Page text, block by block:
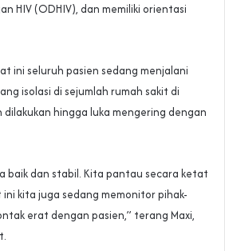
HIV (ODHIV), dan memiliki orientasi
ini seluruh pasien sedang menjalani
isolasi di sejumlah rumah sakit di
hingga luka mengering dengan
baik dan stabil. Kita pantau secara ketat
kita juga sedang memonitor pihak-
erat dengan pasien,” terang Maxi,